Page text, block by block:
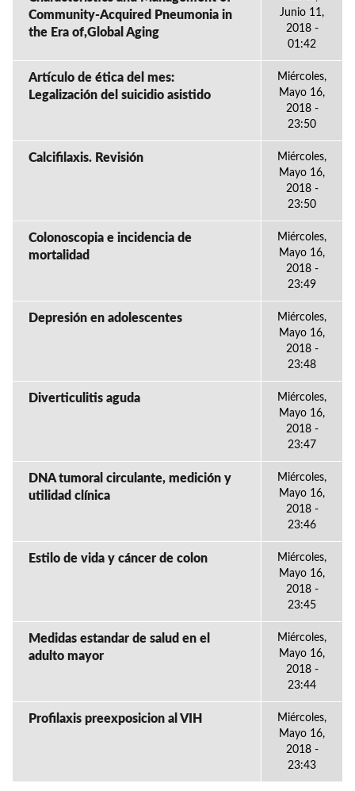
Community-Acquired Pneumonia in
the Era of,Global Aging
Junio 11,
2018 -
01:42
Artículo de ética del mes:
Legalización del suicidio asistido
Miércoles,
Mayo 16,
2018 -
23:50
Calcifilaxis. Revisión
Miércoles,
Mayo 16,
2018 -
23:50
Colonoscopia e incidencia de
mortalidad
Miércoles,
Mayo 16,
2018 -
23:49
Depresión en adolescentes
Miércoles,
Mayo 16,
2018 -
23:48
Diverticulitis aguda
Miércoles,
Mayo 16,
2018 -
23:47
DNA tumoral circulante, medición y
utilidad clínica
Miércoles,
Mayo 16,
2018 -
23:46
Estilo de vida y cáncer de colon
Miércoles,
Mayo 16,
2018 -
23:45
Medidas estandar de salud en el
adulto mayor
Miércoles,
Mayo 16,
2018 -
23:44
Profilaxis preexposicion al VIH
Miércoles,
Mayo 16,
2018 -
23:43